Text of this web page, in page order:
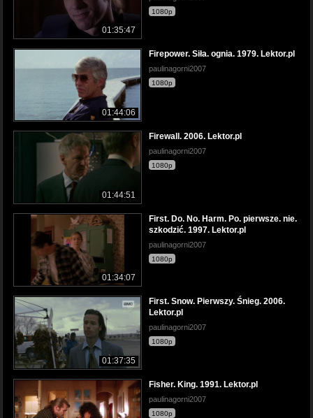
01:35:47
1080p
01:44:06
Firepower. Siła. ognia. 1979. Lektor.pl
paulinagorni2007
1080p
01:44:51
Firewall. 2006. Lektor.pl
paulinagorni2007
1080p
01:34:07
First. Do. No. Harm. Po. pierwsze. nie.
szkodzić. 1997. Lektor.pl
paulinagorni2007
1080p
01:37:35
First. Snow. Pierwszy. Śnieg. 2006.
Lektor.pl
paulinagorni2007
1080p
Fisher. King. 1991. Lektor.pl
paulinagorni2007
1080p